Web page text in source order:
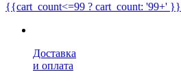
{{cart_count<=99 ? cart_count: '99+' }}
Доставка
и оплата